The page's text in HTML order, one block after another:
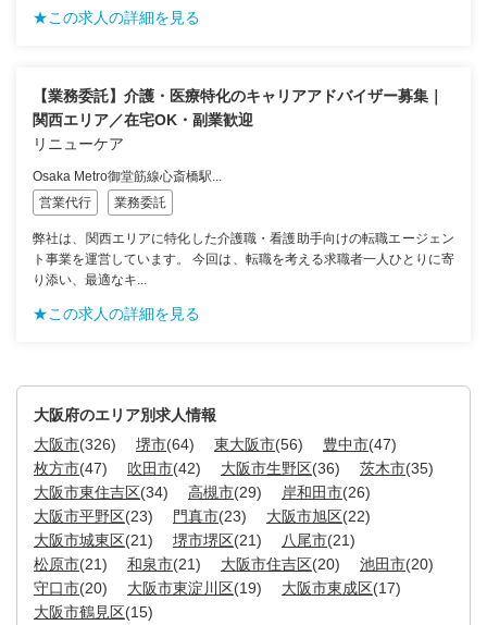
★この求人の詳細を見る
【業務委託】介護・医療特化のキャリアアドバイザー募集｜
関西エリア／在宅OK・副業歓迎
リニューケア
Osaka Metro御堂筋線心斎橋駅...
営業代行
業務委託
弊社は、関西エリアに特化した介護職・看護助手向けの転職エージェン
ト事業を運営しています。 今回は、転職を考える求職者一人ひとりに寄
り添い、最適なキ...
★この求人の詳細を見る
大阪府のエリア別求人情報
大阪市(326) 堺市(64) 東大阪市(56) 豊中市(47)
枚方市(47) 吹田市(42) 大阪市生野区(36) 茨木市(35)
大阪市東住吉区(34) 高槻市(29) 岸和田市(26)
大阪市平野区(23) 門真市(23) 大阪市旭区(22)
大阪市城東区(21) 堺市堺区(21) 八尾市(21)
松原市(21) 和泉市(21) 大阪市住吉区(20) 池田市(20)
守口市(20) 大阪市東淀川区(19) 大阪市東成区(17)
大阪市鶴見区(15)